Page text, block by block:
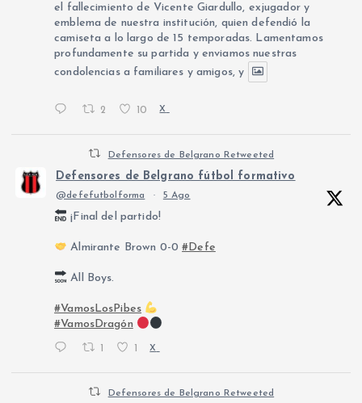
el fallecimiento de Vicente Giardullo, exjugador y
emblema de nuestra institución, quien defendió la
camiseta a lo largo de 15 temporadas. Lamentamos
profundamente su partida y enviamos nuestras
condolencias a familiares y amigos, y
2 10 X
Defensores de Belgrano Retweeted
Defensores de Belgrano fútbol formativo
@defefutbolforma · 5 Ago
¡Final del partido!
Almirante Brown 0-0#Defe
All Boys.
#VamosLosPibes
#VamosDragón
X
Defensores de Belgrano Retweeted